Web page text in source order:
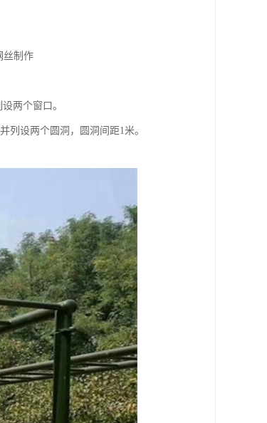
丝制作
两个窗口。
列设两个圆洞，圆洞间距1米。